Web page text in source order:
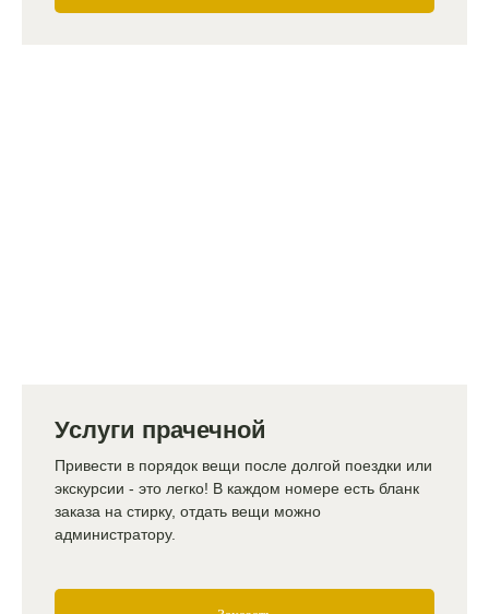
Услуги прачечной
Привести в порядок вещи после долгой поездки или
экскурсии - это легко! В каждом номере есть бланк
заказа на стирку, отдать вещи можно
администратору.